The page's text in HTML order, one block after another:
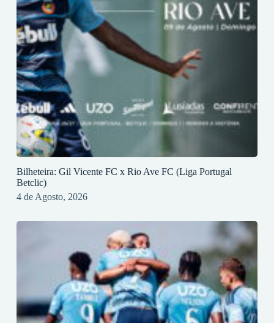
Bilheteira: Gil Vicente FC x Rio Ave FC (Liga Portugal
Betclic)
4 de Agosto, 2026